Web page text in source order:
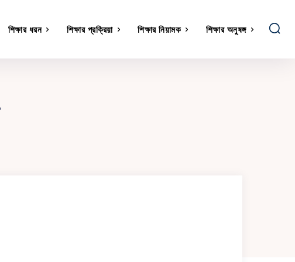
শিক্ষার ধরন শিক্ষার প্রক্রিয়া শিক্ষার নিয়ামক শিক্ষার অনুষঙ্গ